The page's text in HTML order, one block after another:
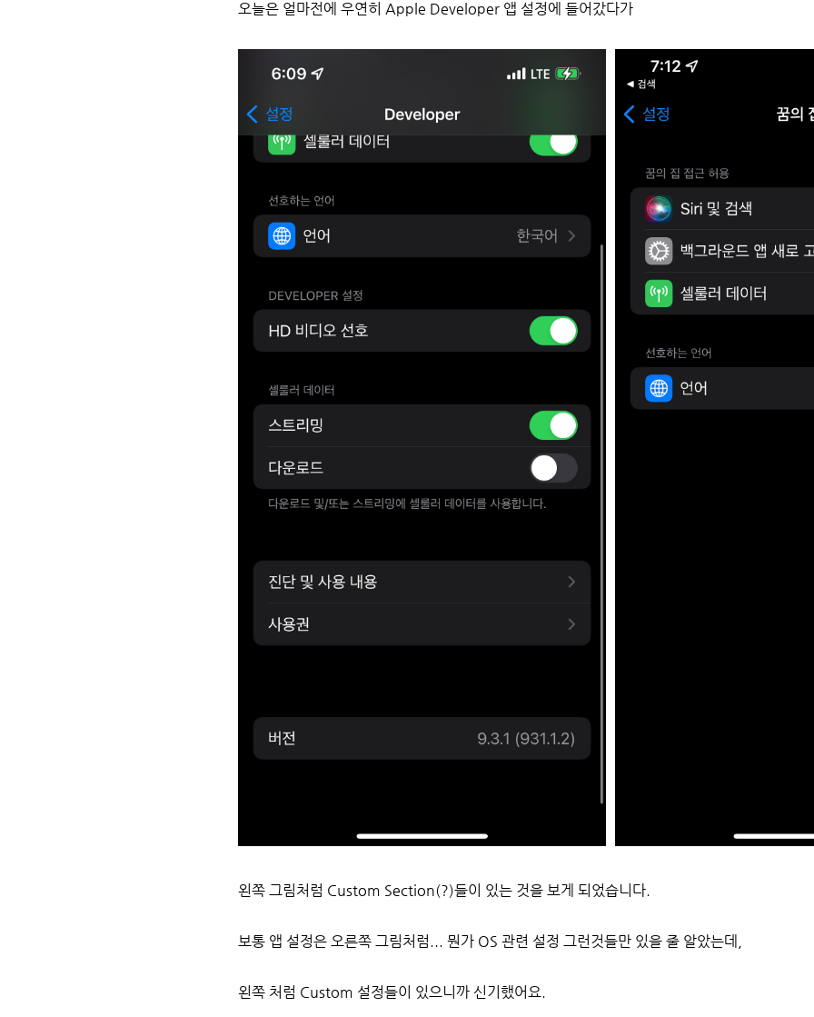
오늘은 얼마전에 우연히 Apple Developer 앱 설정에 들어갔다가
왼쪽 그림처럼 Custom Section(?)들이 있는 것을 보게 되었습니다.
보통 앱 설정은 오른쪽 그림처럼... 뭔가 OS 관련 설정 그런것들만 있을 줄 알았는데,
왼쪽 처럼 Custom 설정들이 있으니까 신기했어요.